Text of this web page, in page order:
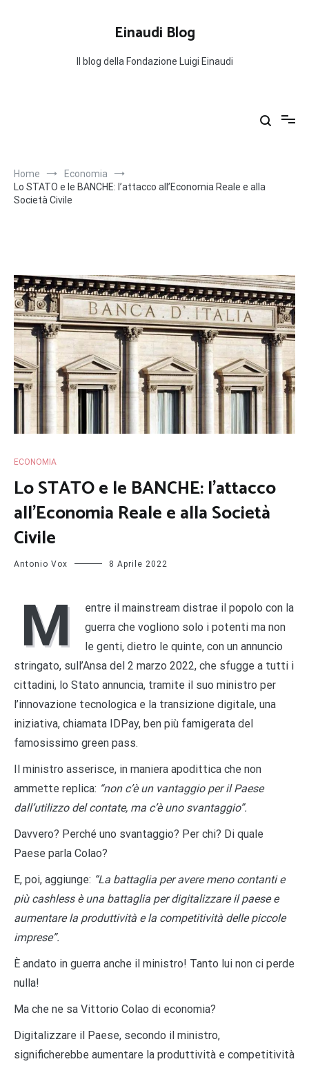
Einaudi Blog
Il blog della Fondazione Luigi Einaudi
Home
Economia
Lo STATO e le BANCHE: l’attacco all’Economia Reale e alla
Società Civile
ECONOMIA
Lo STATO e le BANCHE: l’attacco
all’Economia Reale e alla Società
Civile
Antonio Vox 8 Aprile 2022
M
entre il mainstream distrae il popolo con la
guerra che vogliono solo i potenti ma non
le genti, dietro le quinte, con un annuncio
stringato, sull’Ansa del 2 marzo 2022, che sfugge a tutti i
cittadini, lo Stato annuncia, tramite il suo ministro per
l’innovazione tecnologica e la transizione digitale, una
iniziativa, chiamata IDPay, ben più famigerata del
famosissimo green pass.
Il ministro asserisce, in maniera apodittica che non
ammette replica: “non c’è un vantaggio per il Paese
dall’utilizzo del contate, ma c’è uno svantaggio”.
Davvero? Perché uno svantaggio? Per chi? Di quale
Paese parla Colao?
E, poi, aggiunge: “La battaglia per avere meno contanti e
più cashless è una battaglia per digitalizzare il paese e
aumentare la produttività e la competitività delle piccole
imprese”.
È andato in guerra anche il ministro! Tanto lui non ci perde
nulla!
Ma che ne sa Vittorio Colao di economia?
Digitalizzare il Paese, secondo il ministro,
significherebbe aumentare la produttività e competitività